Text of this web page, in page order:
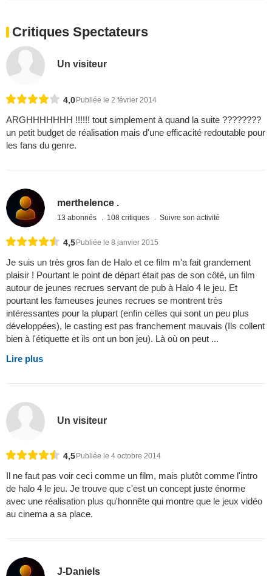
Critiques Spectateurs
Un visiteur
4,0 Publiée le 2 février 2014
ARGHHHHHHH !!!!!! tout simplement à quand la suite ????????
un petit budget de réalisation mais d'une efficacité redoutable pour
les fans du genre.
merthelence .
13 abonnés 108 critiques Suivre son activité
4,5 Publiée le 8 janvier 2015
Je suis un très gros fan de Halo et ce film m'a fait grandement
plaisir ! Pourtant le point de départ était pas de son côté, un film
autour de jeunes recrues servant de pub à Halo 4 le jeu. Et
pourtant les fameuses jeunes recrues se montrent très
intéressantes pour la plupart (enfin celles qui sont un peu plus
développées), le casting est pas franchement mauvais (Ils collent
bien à l'étiquette et ils ont un bon jeu). Là où on peut ...
Lire plus
Un visiteur
4,5 Publiée le 4 octobre 2014
Il ne faut pas voir ceci comme un film, mais plutôt comme l'intro
de halo 4 le jeu. Je trouve que c'est un concept juste énorme
avec une réalisation plus qu'honnête qui montre que le jeux vidéo
au cinema a sa place.
J-Daniels